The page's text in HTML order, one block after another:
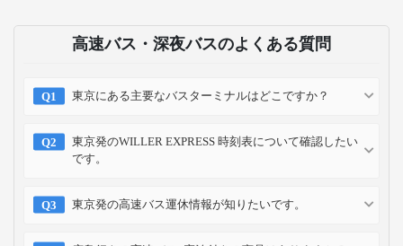
高速バス・深夜バスのよくある質問
東京にある主要なバスターミナルはどこですか？
東京発のWILLER EXPRESS 時刻表について確認したい
です。
東京発の高速バス運休情報が知りたいです。